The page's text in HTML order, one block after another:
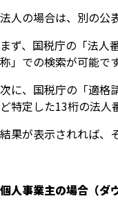
法人の場合は、別の公
まず、国税庁の「法人
称」での検索が可能で
次に、国税庁の「適格
ど特定した13桁の法
結果が表示されれば、
個人事業主の場合（ダ